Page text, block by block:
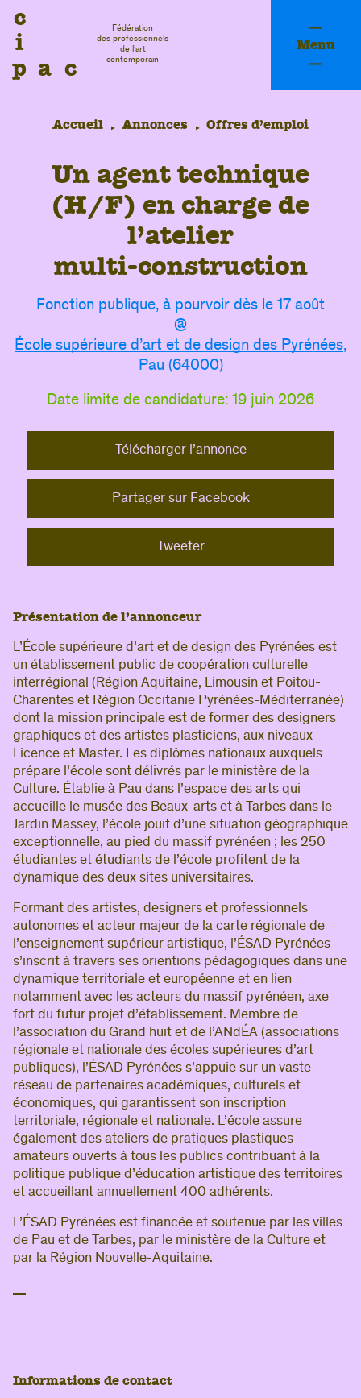
c
i
p a c
Fédération
des professionnels
de l’art
contemporain
Menu
votre accès, puis connectez-vous pour enrichir
vous sont dédiés.
connectez-vous pour accéder à votre compte.
Accueil Annonces Offres d’emploi
Un agent technique
(H/F) en charge de
l’atelier
multi-construction
Fonction publique, à pourvoir dès le 17 août
@
École supérieure d’art et de design des Pyrénées,
Pau (64000)
Date limite de candidature: 19 juin 2026
Télécharger l’annonce
Partager sur Facebook
Tweeter
Présentation de l’annonceur
L’École supérieure d’art et de design des Pyrénées est
un établissement public de coopération culturelle
interrégional (Région Aquitaine, Limousin et Poitou-
Charentes et Région Occitanie Pyrénées-Méditerranée)
dont la mission principale est de former des designers
graphiques et des artistes plasticiens, aux niveaux
Licence et Master. Les diplômes nationaux auxquels
prépare l’école sont délivrés par le ministère de la
Culture. Établie à Pau dans l’espace des arts qui
accueille le musée des Beaux-arts et à Tarbes dans le
Jardin Massey, l’école jouit d’une situation géographique
exceptionnelle, au pied du massif pyrénéen ; les 250
étudiantes et étudiants de l’école profitent de la
dynamique des deux sites universitaires.
Formant des artistes, designers et professionnels
autonomes et acteur majeur de la carte régionale de
l’enseignement supérieur artistique, l’ÉSAD Pyrénées
s’inscrit à travers ses orientions pédagogiques dans une
dynamique territoriale et européenne et en lien
notamment avec les acteurs du massif pyrénéen, axe
fort du futur projet d’établissement. Membre de
l’association du Grand huit et de l’ANdÉA (associations
régionale et nationale des écoles supérieures d’art
publiques), l’ÉSAD Pyrénées s’appuie sur un vaste
réseau de partenaires académiques, culturels et
économiques, qui garantissent son inscription
territoriale, régionale et nationale. L’école assure
également des ateliers de pratiques plastiques
amateurs ouverts à tous les publics contribuant à la
politique publique d’éducation artistique des territoires
et accueillant annuellement 400 adhérents.
L’ÉSAD Pyrénées est financée et soutenue par les villes
de Pau et de Tarbes, par le ministère de la Culture et
par la Région Nouvelle-Aquitaine.
Informations de contact